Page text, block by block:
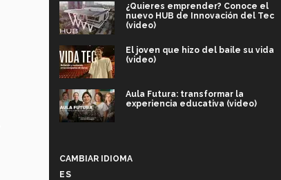
¿Quieres emprender? Conoce el
nuevo HUB de Innovación del Tec
(video)
El joven que hizo del baile su vida
(video)
Aula Futura: transformar la
experiencia educativa (video)
CAMBIAR IDIOMA
ES